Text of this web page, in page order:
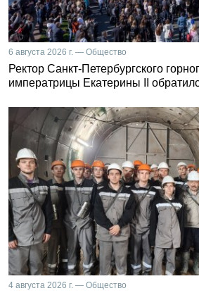
6 августа 2026 г. — Общество
Ректор Санкт-Петербургского
императрицы Екатерины II
4 августа 2026 г. — Общество